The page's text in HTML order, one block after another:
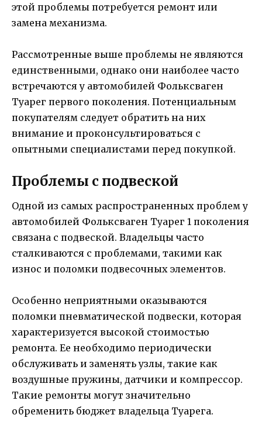
этой проблемы потребуется ремонт или
замена механизма.
Рассмотренные выше проблемы не являются
единственными, однако они наиболее часто
встречаются у автомобилей Фольксваген
Туарег первого поколения. Потенциальным
покупателям следует обратить на них
внимание и проконсультироваться с
опытными специалистами перед покупкой.
Проблемы с подвеской
Одной из самых распространенных проблем у
автомобилей Фольксваген Туарег 1 поколения
связана с подвеской. Владельцы часто
сталкиваются с проблемами, такими как
износ и поломки подвесочных элементов.
Особенно неприятными оказываются
поломки пневматической подвески, которая
характеризуется высокой стоимостью
ремонта. Ее необходимо периодически
обслуживать и заменять узлы, такие как
воздушные пружины, датчики и компрессор.
Такие ремонты могут значительно
обременить бюджет владельца Туарега.